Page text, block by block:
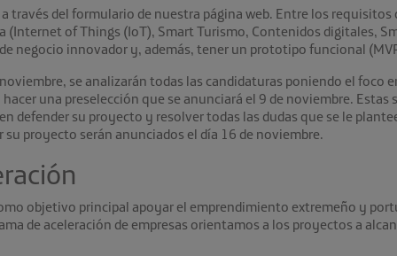
través del formulario de nuestra página web. Entre los
(Internet of Things (IoT), Smart Turismo, Contenidos digitales,
negocio innovador y, además, tener un prototipo funcional
se analizarán todas las candidaturas poniendo el foco
una preselección que se anunciará el 9 de noviembre. Estas
defender su proyecto y resolver todas las dudas que se le
su proyecto serán anunciados el día 16 de noviembre.
objetivo principal apoyar el emprendimiento extremeño y
de aceleración de empresas orientamos a los proyectos a